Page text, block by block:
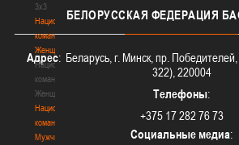
3х3
Национальная
команда.
Женщины
Национальная
команда.
Женщины
Национальная
команда.
Мужчины
БЕЛОРУССКАЯ ФЕДЕРАЦИЯ
Адрес: Беларусь, г. Минск, пр.
322), 220004
Телефоны:
+375 17 282 76 73
Социальные медиа: